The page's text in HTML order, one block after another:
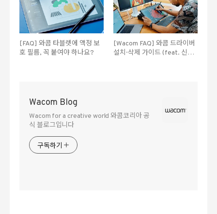
[FAQ] 와콤 타블렛에 액정 보
호 필름, 꼭 붙여야 하나요?
[Wacom FAQ] 와콤 드라이버
설치·삭제 가이드 (feat. 신티
Wacom Blog
Wacom for a creative world 와콤코리아 공
식 블로그입니다
구독하기